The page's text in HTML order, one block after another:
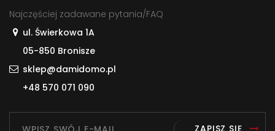
Najczęściej zadawane pytania/FAQ
ul. Świerkowa 1A
05-850 Bronisze
sklep@damidomo.pl
+48 570 071 090